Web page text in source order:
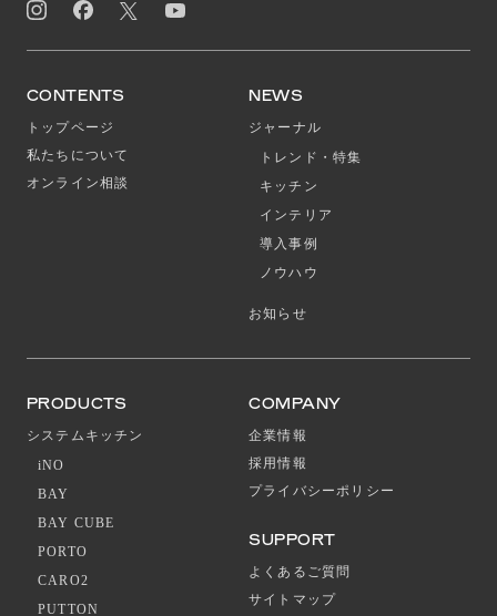
CONTENTS
トップページ
私たちについて
オンライン相談
NEWS
ジャーナル
トレンド・特集
キッチン
インテリア
導入事例
ノウハウ
お知らせ
PRODUCTS
システムキッチン
iNO
BAY
BAY CUBE
PORTO
CARO2
PUTTON
COMPANY
企業情報
採用情報
プライバシーポリシー
SUPPORT
よくあるご質問
サイトマップ